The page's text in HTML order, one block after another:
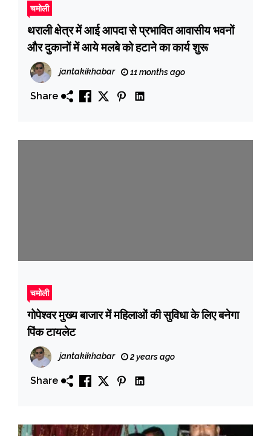
चमोली
थराली क्षेत्र में आई आपदा से प्रभावित आवासीय भवनों
और दुकानों में आये मलबे को हटाने का कार्य शुरू
jantakikhabar 11 months ago
Share
चमोली
गोपेश्वर मुख्य बाजार में महिलाओं की सुविधा के लिए बनेगा
पिंक टायलेट
jantakikhabar 2 years ago
Share